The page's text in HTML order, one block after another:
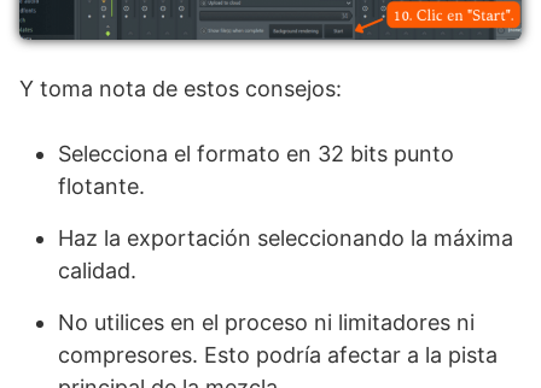
Y toma nota de estos consejos:
Selecciona el formato en 32 bits punto
flotante.
Haz la exportación seleccionando la máxima
calidad.
No utilices en el proceso ni limitadores ni
compresores. Esto podría afectar a la pista